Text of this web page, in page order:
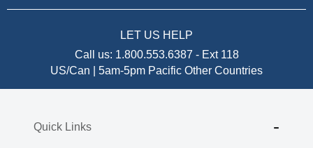
LET US HELP
Call us: 1.800.553.6387 - Ext 118
US/Can | 5am-5pm Pacific Other Countries